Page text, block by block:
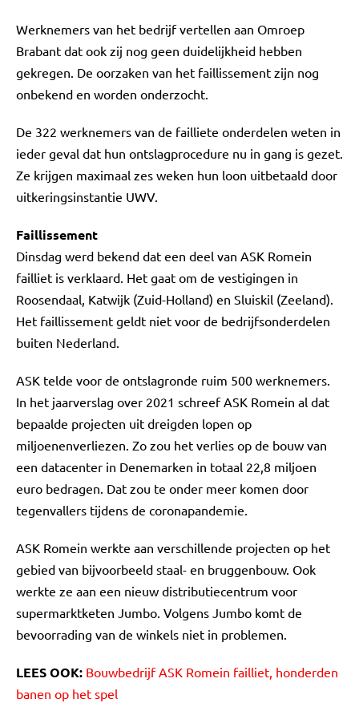
Werknemers van het bedrijf vertellen aan Omroep
Brabant dat ook zij nog geen duidelijkheid hebben
gekregen. De oorzaken van het faillissement zijn nog
onbekend en worden onderzocht.
De 322 werknemers van de failliete onderdelen weten in
ieder geval dat hun ontslagprocedure nu in gang is gezet.
Ze krijgen maximaal zes weken hun loon uitbetaald door
uitkeringsinstantie UWV.
Faillissement
Dinsdag werd bekend dat een deel van ASK Romein
failliet is verklaard. Het gaat om de vestigingen in
Roosendaal, Katwijk (Zuid-Holland) en Sluiskil (Zeeland).
Het faillissement geldt niet voor de bedrijfsonderdelen
buiten Nederland.
ASK telde voor de ontslagronde ruim 500 werknemers.
In het jaarverslag over 2021 schreef ASK Romein al dat
bepaalde projecten uit dreigden lopen op
miljoenenverliezen. Zo zou het verlies op de bouw van
een datacenter in Denemarken in totaal 22,8 miljoen
euro bedragen. Dat zou te onder meer komen door
tegenvallers tijdens de coronapandemie.
ASK Romein werkte aan verschillende projecten op het
gebied van bijvoorbeeld staal- en bruggenbouw. Ook
werkte ze aan een nieuw distributiecentrum voor
supermarktketen Jumbo. Volgens Jumbo komt de
bevoorrading van de winkels niet in problemen.
LEES OOK: Bouwbedrijf ASK Romein failliet, honderden
banen op het spel